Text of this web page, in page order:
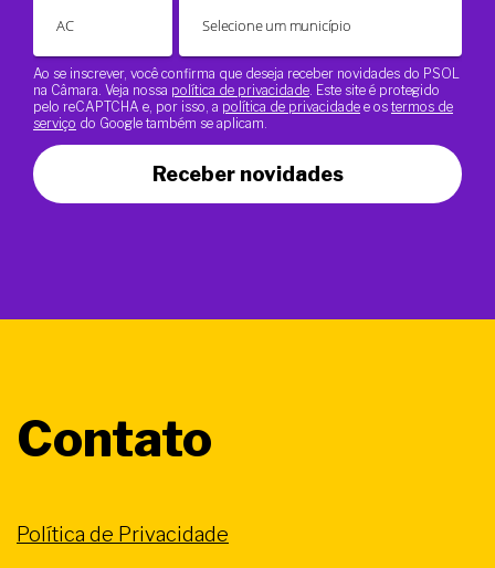
Ao se inscrever, você confirma que deseja receber novidades do PSOL
na Câmara. Veja nossa política de privacidade . Este site é protegido
pelo reCAPTCHA e, por isso, a política de privacidade e os termos de
serviço do Google também se aplicam.
Receber novidades
Contato
Política de Privacidade